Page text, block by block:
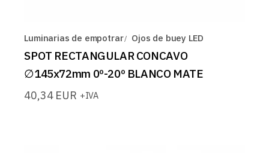
Luminarias de empotrar Ojos de buey LED
SPOT RECTANGULAR CONCAVO
∅145x72mm 0º-20º BLANCO MATE
40,34 EUR +IVA